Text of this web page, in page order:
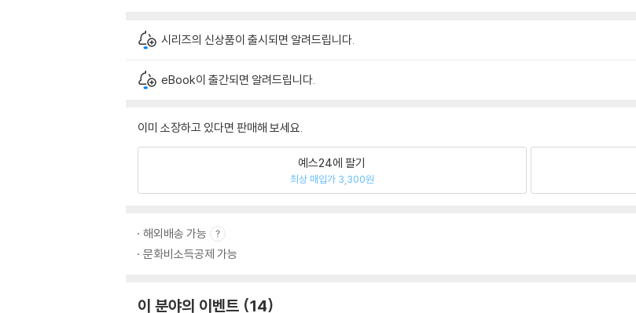
시리즈의 신상품이 출시되면 알려드립니다.
eBook이 출간되면 알려드립니다.
이미 소장하고 있다면 판매해 보세요.
예스24에 팔기
최상 매입가 3,300원
해외배송 가능
문화비소득공제 가능
이 분야의 이벤트 14